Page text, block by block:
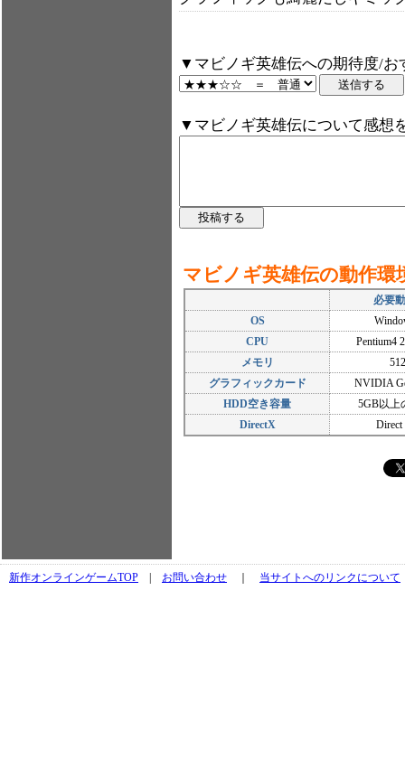
▼マビノギ英雄伝への期待度/お
▼マビノギ英雄伝について感想
マビノギ英雄伝の動作環
必要
OS
CPU
Pentium4
メモリ
グラフィックカード
NVIDIA
HDD空き容量
5GB以上
DirectX
Direct
新作オンラインゲームTOP お問い合わせ 当サイトへのリンクについて